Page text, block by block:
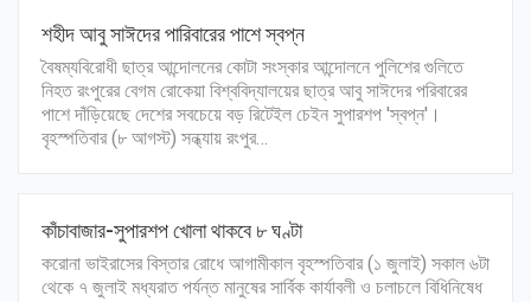
শহীদ আবু সাঈদের পারিবারের পাশে স্বপ্ন
বৈষম্যবিরোধী ছাত্র আন্দোলনের কোটা সংস্কার আন্দোলনে পুলিশের গুলিতে
নিহত রংপুরের বেগম রোকেয়া বিশ্ববিদ্যালয়ের ছাত্র আবু সাঈদের পরিবারের
পাশে দাঁড়িয়েছে দেশের সবচেয়ে বড় রিটেইল চেইন সুপারশপ 'স্বপ্ন'।
বৃহস্পতিবার (৮ আগস্ট) সন্ধ্যায় রংপুর…
কাঁচাবাজার-সুপারশপ খোলা থাকবে ৮ ঘণ্টা
করোনা ভাইরাসের বিস্তার রোধে আগামীকাল বৃহস্পতিবার (১ জুলাই) সকাল ৬টা
থেকে ৭ জুলাই মধ্যরাত পর্যন্ত মানুষের সার্বিক কার্যাবলী ও চলাচলে বিধিনিষেধ